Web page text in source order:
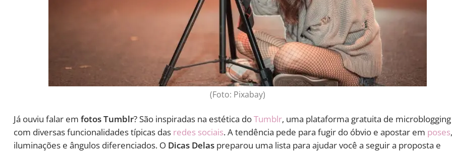
(Foto: Pixabay)
Já ouviu falar em fotos Tumblr? São inspiradas na estética doTumblr, uma plataforma gratuita de microblogging
com diversas funcionalidades típicas das redes sociais. A tendência pede para fugir do óbvio e apostar em poses,
iluminações e ângulos diferenciados. O Dicas Delas preparou uma lista para ajudar você a seguir a proposta e